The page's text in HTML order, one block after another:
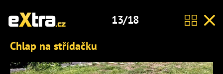
13/18
Chlap na střídačku